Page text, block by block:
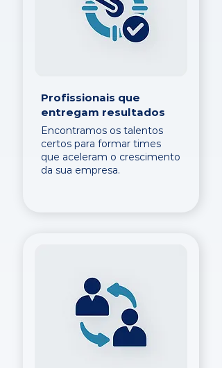
Profissionais que
entregam resultados
Encontramos os talentos
certos para formar times
que aceleram o crescimento
da sua empresa.